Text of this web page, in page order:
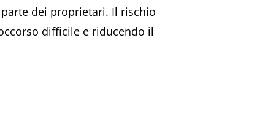
dei proprietari. Il rischio
difficile e riducendo il